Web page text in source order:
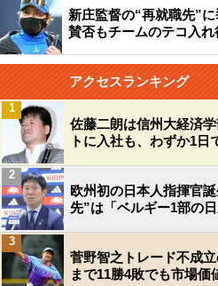
新庄監督の“再就職先”
賛否もチームのテコ入
アクセスランキング
佐藤二朗は信州大経済
トに入社も、わずか1日
1
欧州初の日本人指揮官
先”は「ベルギー1部の
2
菅野智之トレード不成
まで11勝4敗でも市場価
3